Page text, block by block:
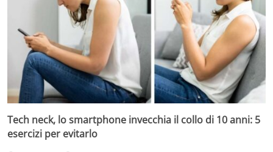
Tech neck, lo smartphone invecchia il collo di 10 anni: 5
esercizi per evitarlo